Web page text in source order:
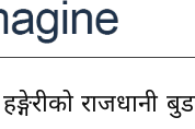
राजधानी